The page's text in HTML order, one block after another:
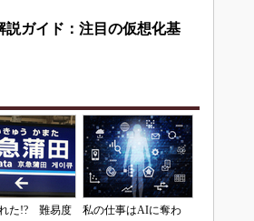
説ガイド：注目の仮想化基
た!? 難易度
私の仕事はAIに奪わ